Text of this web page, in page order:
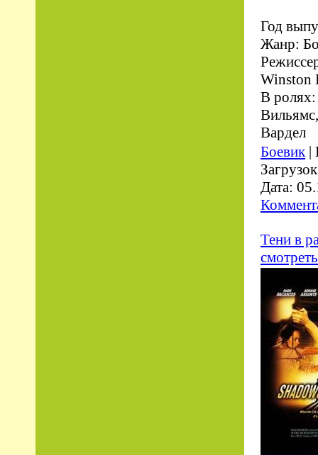
Год
Жанр:
Winston
В
Вардел
Боевик|
Дата:
Тени в